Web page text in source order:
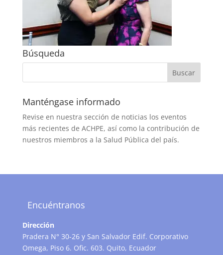
Búsqueda
Manténgase informado
Revise en nuestra sección de noticias los eventos
más recientes de ACHPE, así como la contribución de
nuestros miembros a la Salud Pública del país.
Encuéntranos
Dirección
Pradera N° 30-26 y San Salvador Edif. Corporativo
Omega, Piso 6. Ofic. 603. Quito, Ecuador